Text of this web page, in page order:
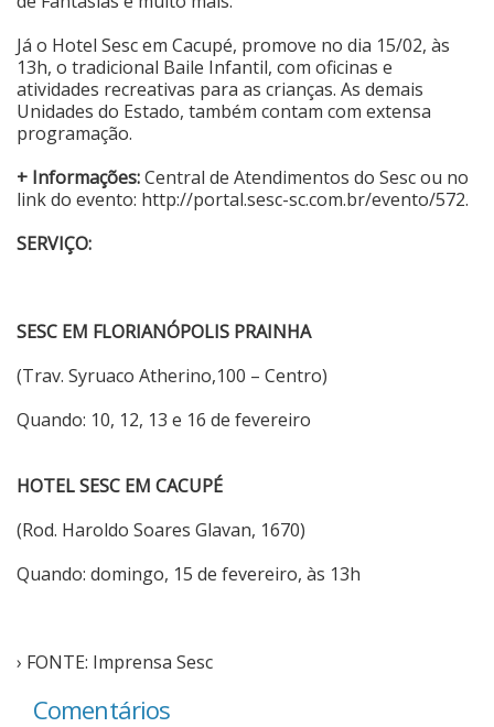
Já o Hotel Sesc em Cacupé, promove no dia 15/02, às
13h, o tradicional Baile Infantil, com oficinas e
atividades recreativas para as crianças. As demais
Unidades do Estado, também contam com extensa
programação.
+ Informações:Central de Atendimentos do Sesc ou no
link do evento: http://portal.sesc-sc.com.br/evento/572.
SERVIÇO:
SESC EM FLORIANÓPOLIS PRAINHA
(Trav. Syruaco Atherino,100 – Centro)
Quando: 10, 12, 13 e 16 de fevereiro
HOTEL SESC EM CACUPÉ
(Rod. Haroldo Soares Glavan, 1670)
Quando: domingo, 15 de fevereiro, às 13h
› FONTE: Imprensa Sesc
Comentários